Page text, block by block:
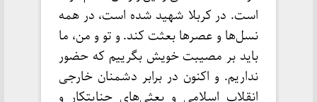
است. در کربلا شهید شده است، در همه
نسل‌ها و عصرها بعثت کند. و تو و من، ما
باید بر مصیبت خویش بگرییم که حضور
نداریم. و اکنون در برابر دشمنان خارجی
انقلاب اسلامی و بعثی‌های جنایتکار و